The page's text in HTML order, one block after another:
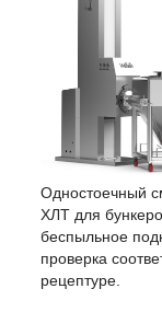
Одностоечный
ХЛТ для
беспыльное
проверка
рецептуре.